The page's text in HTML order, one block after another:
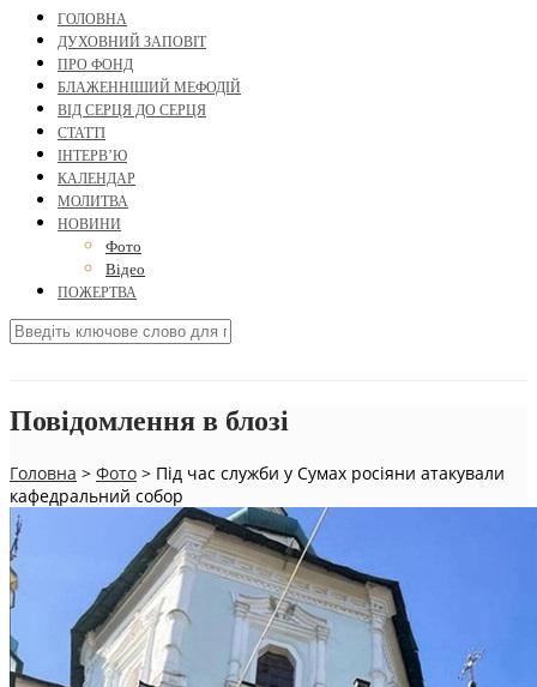
ГОЛОВНА
ДУХОВНИЙ ЗАПОВІТ
ПРО ФОНД
БЛАЖЕННІШИЙ МЕФОДІЙ
ВІД СЕРЦЯ ДО СЕРЦЯ
СТАТТІ
ІНТЕРВ’Ю
КАЛЕНДАР
МОЛИТВА
НОВИНИ
Фото
Відео
ПОЖЕРТВА
Повідомлення в блозі
Головна > Фото > Під час служби у Сумах росіяни атакували
кафедральний собор